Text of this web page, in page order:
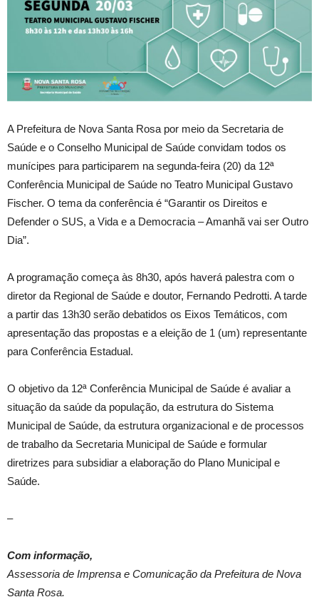
A Prefeitura de Nova Santa Rosa por meio da Secretaria de
Saúde e o Conselho Municipal de Saúde convidam todos os
munícipes para participarem na segunda-feira (20) da 12ª
Conferência Municipal de Saúde no Teatro Municipal Gustavo
Fischer. O tema da conferência é “Garantir os Direitos e
Defender o SUS, a Vida e a Democracia – Amanhã vai ser Outro
Dia”.
A programação começa às 8h30, após haverá palestra com o
diretor da Regional de Saúde e doutor, Fernando Pedrotti. A tarde
a partir das 13h30 serão debatidos os Eixos Temáticos, com
apresentação das propostas e a eleição de 1 (um) representante
para Conferência Estadual.
O objetivo da 12ª Conferência Municipal de Saúde é avaliar a
situação da saúde da população, da estrutura do Sistema
Municipal de Saúde, da estrutura organizacional e de processos
de trabalho da Secretaria Municipal de Saúde e formular
diretrizes para subsidiar a elaboração do Plano Municipal e
Saúde.
–
Com informação,
Assessoria de Imprensa e Comunicação da Prefeitura de Nova
Santa Rosa.